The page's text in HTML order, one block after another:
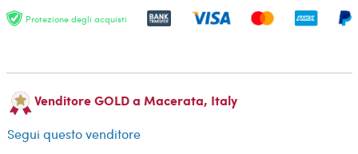
Protezione degli acquisti
Venditore GOLD a Macerata, Italy
Segui questo venditore